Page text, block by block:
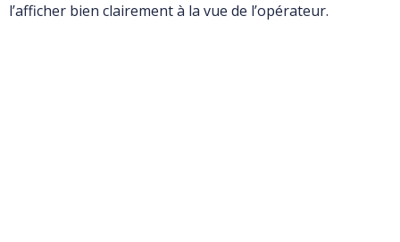
l’afficher bien clairement à la vue de l’opérateur.